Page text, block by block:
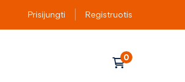
Prisijungti Registruotis